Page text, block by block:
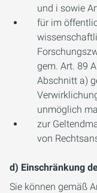
und i sowie
für im
gem. Art. 89
Abschnitt a)
unmöglich
zur
von
d) Einschränkung
Sie können gemäß